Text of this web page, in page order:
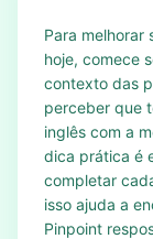
Para melhorar
hoje, comece
contexto das
perceber que
inglês com a
dica prática é
completar
isso ajuda a
Pinpoint